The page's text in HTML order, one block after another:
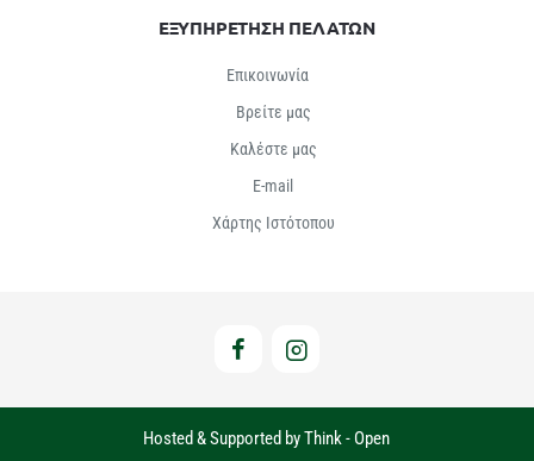
ΕΞΥΠΗΡΕΤΗΣΗ ΠΕΛΑΤΩΝ
Επικοινωνία
Βρείτε μας
Καλέστε μας
E-mail
Χάρτης Ιστότοπου
Hosted & Supported by Think - Open